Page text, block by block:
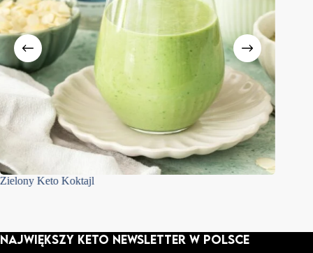
Zielony Keto Koktajl
NAJWIĘKSZY KETO NEWSLETTER W POLSCE